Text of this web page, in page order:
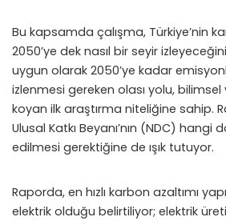
Bu kapsamda çalışma, Türkiye’nin
2050’ye dek nasıl bir seyir
uygun olarak 2050’ye kadar
izlenmesi gereken olası yolu,
koyan ilk araştırma niteliğine sahip.
Ulusal Katkı Beyanı’nın (NDC) hangi
edilmesi gerektiğine de ışık tutuyor.
Raporda, en hızlı karbon azaltımı
elektrik olduğu belirtiliyor; elektrik